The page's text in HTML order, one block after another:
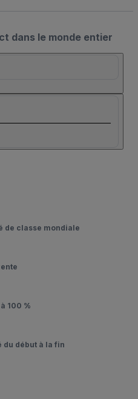
dans le monde entier
de classe mondiale
100 %
début à la fin